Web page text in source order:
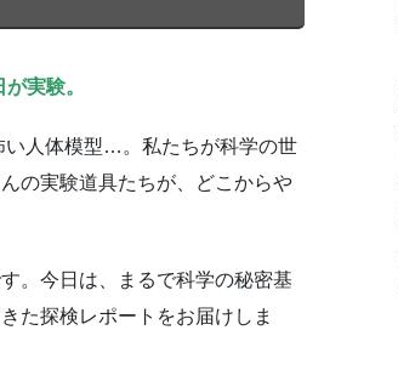
実験。
い人体模型…。私たちが科学の世
の実験道具たちが、どこからや
。今日は、まるで科学の秘密基
た探検レポートをお届けしま